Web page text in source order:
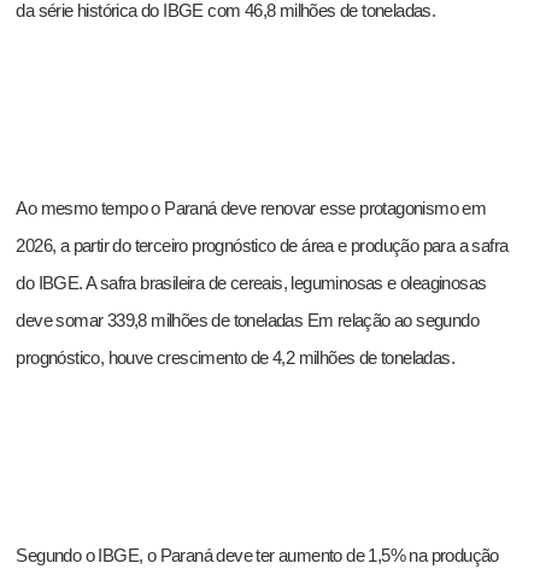
da série histórica do IBGE com 46,8 milhões de toneladas.
Ao mesmo tempo o Paraná deve renovar esse protagonismo em
2026, a partir do terceiro prognóstico de área e produção para a safra
do IBGE. A safra brasileira de cereais, leguminosas e oleaginosas
deve somar 339,8 milhões de toneladas Em relação ao segundo
prognóstico, houve crescimento de 4,2 milhões de toneladas.
Segundo o IBGE, o Paraná deve ter aumento de 1,5% na produção